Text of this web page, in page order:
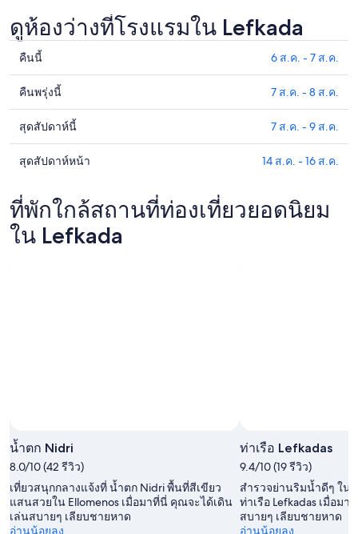
ดูห้องว่างที่โรงแรมใน Lefkada
ดูรา
คา
ที่พัก
ใน
Lefkada
สำหรับ
นี้,
6
ส.ค.
คืนนี้ 6 ส.ค. - 7 ส.ค.
ดูรา
คา
ที่พัก
ใน
Lefkada
สำหรับ
คืน
พรุ่ง
คืนพรุ่งนี้ 7 ส.ค. - 8 ส.ค.
ดูรา
คา
ที่พัก
Lefkada
สำหรับ
สุด
สุดสัปดาห์นี้ 7 ส.ค. - 9 ส.ค.
ดูรา
ที่พัก
ใน
Lefkada
สุดสัปดาห์หน้า 14 ส.ค. - 16 ส.ค.
ที่พักใกล้สถานที่ท่องเที่ยวยอดนิยม
ใน Lefkada
น้ำตก Nidri
8.0/10 (42 รีวิว)
เที่ยวสนุกกลางแจ้งที่ น้ำตก Nidri พื้นที่สีเขียว
แสนสวยใน Ellomenos เมื่อมาที่นี่ คุณจะได้เดิน
เล่นสบายๆ เลียบชายหาด
อ่านน้อยลง
ท่าเรือ Lefkadas
9.4/10 (19 รีวิว)
สำรวจย่านริมน้ำดีๆ ใน
ท่าเรือ Lefkadas เมื่อม
สบายๆ เลียบชายหาด
อ่านน้อยลง